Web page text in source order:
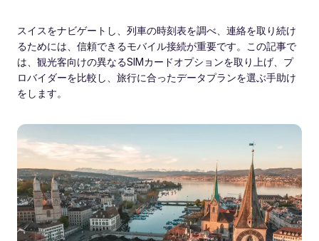
スイスをナビゲートし、列車の時刻表を調べ、連絡を取り続け
るためには、信頼できるモバイル接続が重要です。この記事で
は、観光客向けの異なるSIMカードオプションを取り上げ、プ
ロバイダーを比較し、旅行に合ったデータプランを選ぶ手助け
をします。